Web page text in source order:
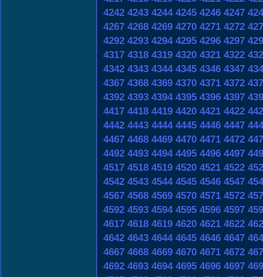
4242 4243 4244 4245 4246 4247
4267 4268 4269 4270 4271 4272
4292 4293 4294 4295 4296 4297
4317 4318 4319 4320 4321 4322
4342 4343 4344 4345 4346 4347
4367 4368 4369 4370 4371 4372
4392 4393 4394 4395 4396 4397
4417 4418 4419 4420 4421 4422
4442 4443 4444 4445 4446 4447
4467 4468 4469 4470 4471 4472
4492 4493 4494 4495 4496 4497
4517 4518 4519 4520 4521 4522
4542 4543 4544 4545 4546 4547
4567 4568 4569 4570 4571 4572
4592 4593 4594 4595 4596 4597
4617 4618 4619 4620 4621 4622
4642 4643 4644 4645 4646 4647
4667 4668 4669 4670 4671 4672
4692 4693 4694 4695 4696 4697